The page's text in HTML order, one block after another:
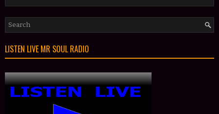
LISTEN LIVE MR SOUL RADIO